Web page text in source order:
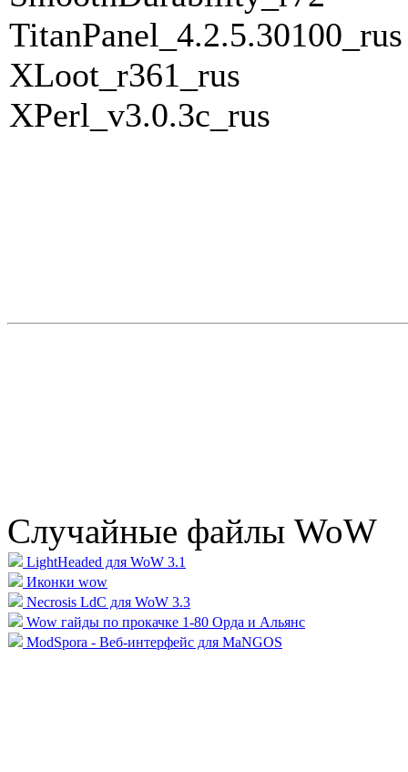
TitanPanel_4.2.5.30100_rus
XLoot_r361_rus
XPerl_v3.0.3c_rus
Случайные файлы WoW
LightHeaded для WoW 3.1
Иконки wow
Necrosis LdC для WoW 3.3
Wow гайды по прокачке 1-80 Орда и Альянс
ModSpora - Веб-интерфейс для MaNGOS